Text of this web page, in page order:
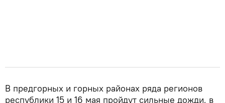
В предгорных и горных районах ряда регионов
республики 15 и 16 мая пройдут сильные дожди, в